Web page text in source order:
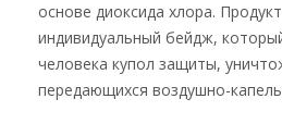
основе диоксида хлора.
индивидуальный бейдж,
человека купол защиты,
передающихся воздушно-